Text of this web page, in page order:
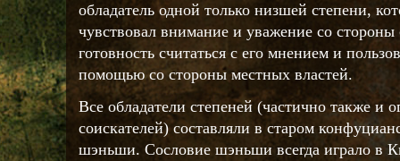
обладатель одной только низшей степени,
чувствовал внимание и уважение со
готовность считаться с его мнением и
помощью со стороны местных властей.
Все обладатели степеней (частично также и
соискателей) составляли в старом
шэньши. Сословие шэньши всегда играло в